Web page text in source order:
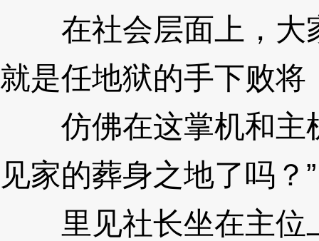
在社会层面上，大
就是任地狱的手下败将
仿佛在这掌机和主
见家的葬身之地了吗？”
里见社长坐在主位